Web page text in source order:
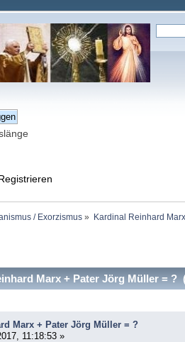
/ Exorzismus» Kardinal Reinhard
Marx + Pater Jörg Müller = ?
Marx + Pater Jörg Müller = ?
11:18:53 »